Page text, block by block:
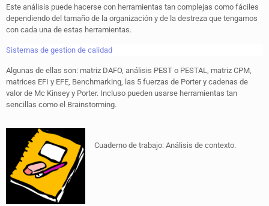
Este análisis puede hacerse con herramientas tan complejas como fáciles
dependiendo del tamaño de la organización y de la destreza que tengamos
con cada una de estas herramientas.
Sistemas de gestion de calidad
Algunas de ellas son: matriz DAFO, análisis PEST o PESTAL, matriz CPM,
matrices EFI y EFE, Benchmarking, las 5 fuerzas de Porter y cadenas de
valor de Mc Kinsey y Porter. Incluso pueden usarse herramientas tan
sencillas como el Brainstorming.
Cuaderno de trabajo: Análisis de contexto.